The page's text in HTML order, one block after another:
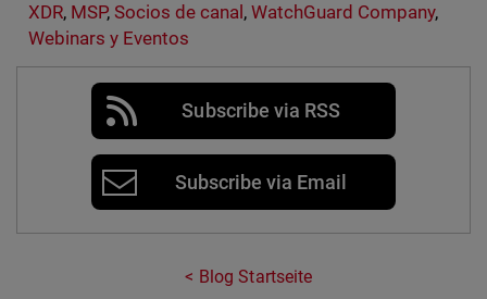
XDR, MSP, Socios de canal ,WatchGuard Company,
Webinars y Eventos
Subscribe via RSS
Subscribe via Email
Blog Startseite